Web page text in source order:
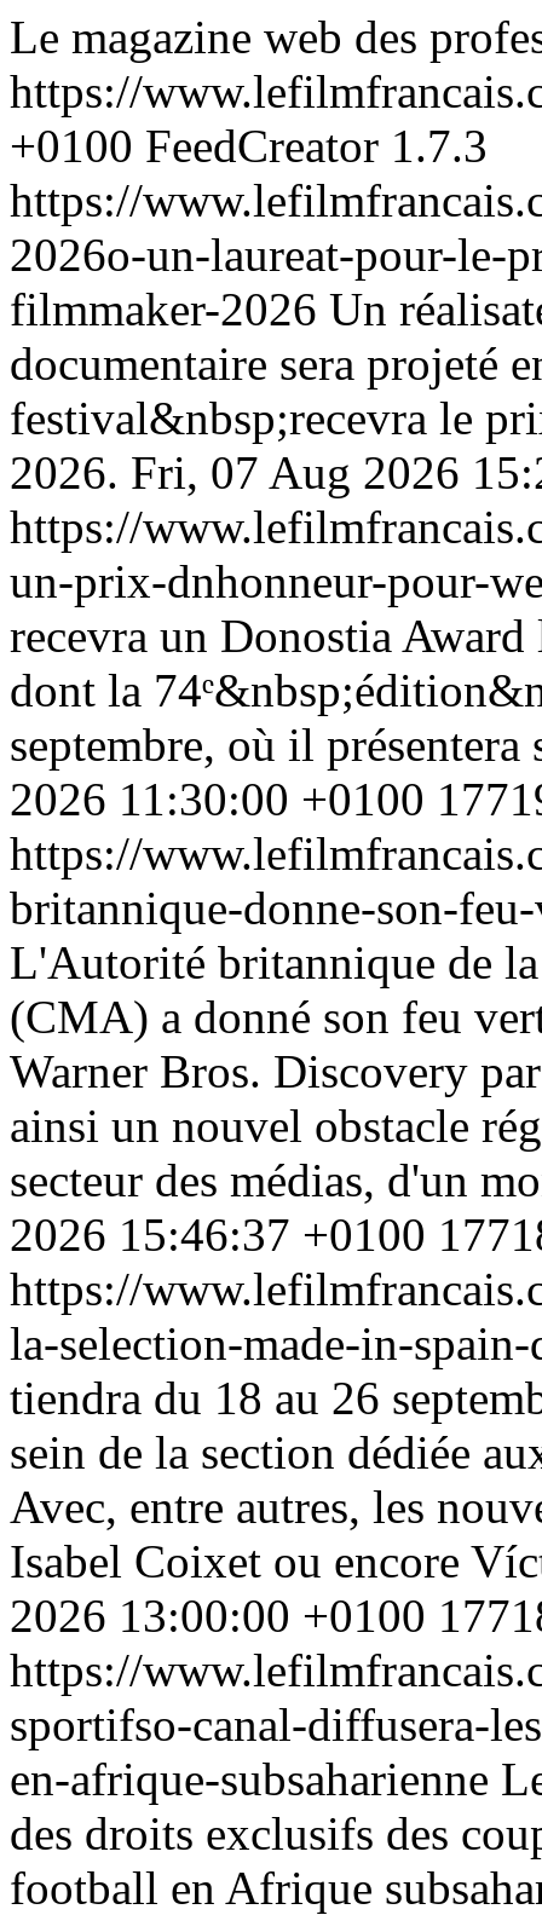
Le magazine web des
https://
+0100 FeedCreator 1.7.3
https://
2026o-un-laureat-pour-le-
filmmaker-2026 Un
documentaire sera projeté
festival&nbsp;recevra le
2026. Fri, 07 Aug 2026
https://
un-prix-dnhonneur-pour-
recevra un Donostia
dont la
septembre, où il
2026 11:30:00 +0100
https://
britannique-donne-son-
L'Autorité britannique de la
(CMA) a donné son feu
Warner Bros. Discovery
ainsi un nouvel obstacle
secteur des médias, d'un
2026 15:46:37 +0100
https://
la-selection-made-in-
tiendra du 18 au 26
sein de la section dédiée
Avec, entre autres, les
Isabel Coixet ou encore
2026 13:00:00 +0100
https://
sportifso-canal-diffusera-
en-afrique-subsaharienne
des droits exclusifs des
football en Afrique